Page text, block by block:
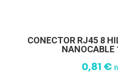
CONECTOR RJ45 8
NANOCABLE
0,81 €